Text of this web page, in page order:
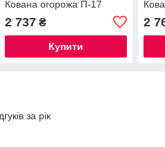
Кована огорожа П-17
2 737₴
Купити
2
за рік